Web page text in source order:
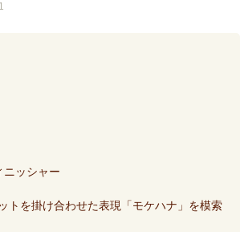
ニッシャー
トを掛け合わせた表現「モケハナ」を模索